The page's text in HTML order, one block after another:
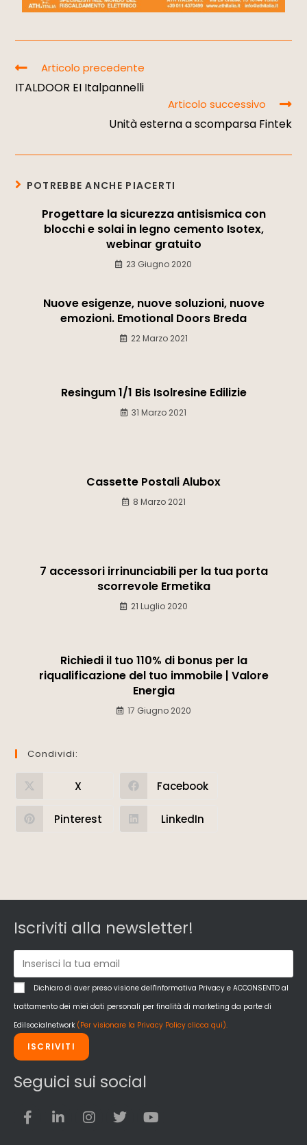
Articolo precedente
ITALDOOR EI Italpannelli
Articolo successivo
Unità esterna a scomparsa Fintek
POTREBBE ANCHE PIACERTI
Progettare la sicurezza antisismica con
blocchi e solai in legno cemento Isotex,
webinar gratuito
23 Giugno 2020
Nuove esigenze, nuove soluzioni, nuove
emozioni. Emotional Doors Breda
22 Marzo 2021
Resingum 1/1 Bis Isolresine Edilizie
31 Marzo 2021
Cassette Postali Alubox
8 Marzo 2021
7 accessori irrinunciabili per la tua porta
scorrevole Ermetika
21 Luglio 2020
Richiedi il tuo 110% di bonus per la
riqualificazione del tuo immobile | Valore
Energia
17 Giugno 2020
Condividi:
X Facebook
Pinterest LinkedIn
Iscriviti alla newsletter!
Dichiaro di aver preso visione dell'Informativa Privacy e ACCONSENTO al
trattamento dei miei dati personali per finalità di marketing da parte di
Edilsocialnetwork (Per visionare la Privacy Policy clicca qui).
ISCRIVITI
Seguici sui social